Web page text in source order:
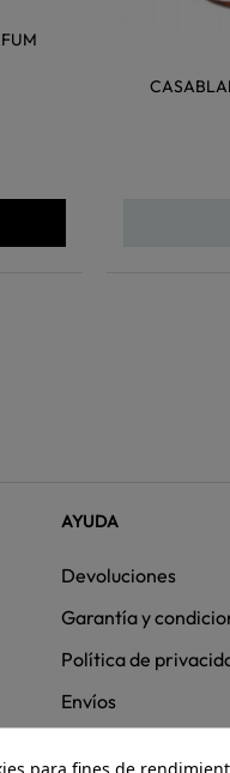
AYUDA
Devoluciones
Garantía y
Política de
Envíos